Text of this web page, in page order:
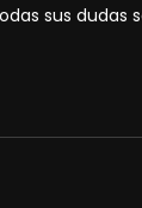
sus dudas